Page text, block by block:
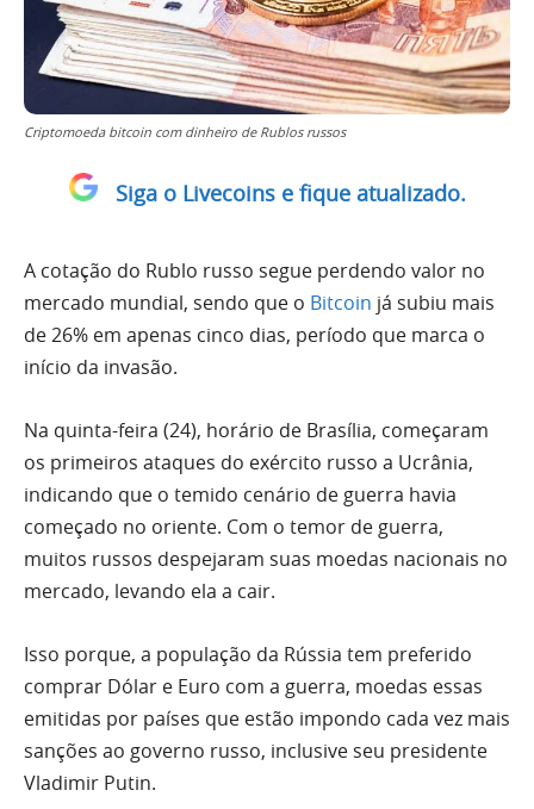
Criptomoeda bitcoin com dinheiro de Rublos russos
Siga o Livecoins e fique atualizado.
A cotação do Rublo russo segue perdendo valor no
mercado mundial, sendo que o Bitcoin já subiu mais
de 26% em apenas cinco dias, período que marca o
início da invasão.
Na quinta-feira (24), horário de Brasília, começaram
os primeiros ataques do exército russo a Ucrânia,
indicando que o temido cenário de guerra havia
começado no oriente. Com o temor de guerra,
muitos russos despejaram suas moedas nacionais no
mercado, levando ela a cair.
Isso porque, a população da Rússia tem preferido
comprar Dólar e Euro com a guerra, moedas essas
emitidas por países que estão impondo cada vez mais
sanções ao governo russo, inclusive seu presidente
Vladimir Putin.